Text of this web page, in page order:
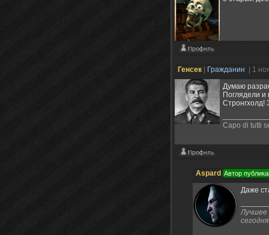
Генсек Гражданин
| 1
Думаю
Поглядели и
Стронгхолд!
Capo di tutti
Aspard Автор
Даже
Лучшее